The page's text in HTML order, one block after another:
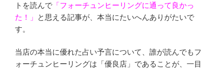
トを読んで 「フォーチュンヒーリングに通って良かっ
た！」
と思える記事が、本当にたいへんありがたいで
す。
当店の本当に優れた占い予言について、誰が読んでもフ
ォーチュンヒーリングは「優良店」であることが、一目